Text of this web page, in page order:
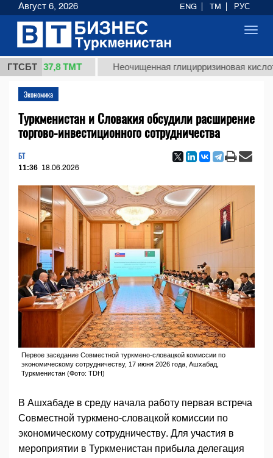
ГТСБТ
37,8 ТМТ Неочищенная глицирризиновая кислота
Экономика
Туркменистан и Словакия обсудили расширение
торгово-инвестиционного сотрудничества
БТ
11:36 18.06.2026
Первое заседание Совместной туркмено-словацкой комиссии по
экономическому сотрудничеству, 17 июня 2026 года, Ашхабад,
Туркменистан (Фото: TDH)
В Ашхабаде в среду начала работу первая встреча
Совместной туркмено-словацкой комиссии по
экономическому сотрудничеству. Для участия в
мероприятии в Туркменистан прибыла делегация
Август 6, 2026 ENG TM РУС